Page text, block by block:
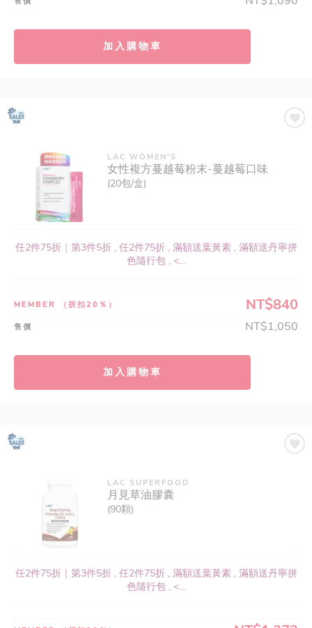
加入購物車
LAC WOMEN'S
女性複方蔓越莓粉末-蔓越莓口味
(20包/盒)
任2件75折｜第3件5折 , 任2件75折 , 滿額送葉黃素 , 滿額送丹寧拼
色隨行包 , <...
MEMBER （折扣20％） NT$840
售價 NT$1,050
加入購物車
LAC SUPERFOOD
月見草油膠囊
(90顆)
任2件75折｜第3件5折 , 任2件75折 , 滿額送葉黃素 , 滿額送丹寧拼
色隨行包 , <...